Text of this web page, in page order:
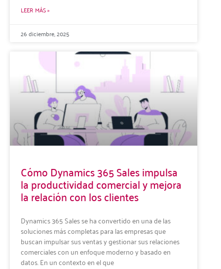
LEER MÁS »
26 diciembre, 2025
Cómo Dynamics 365 Sales impulsa
la productividad comercial y mejora
la relación con los clientes
Dynamics 365 Sales se ha convertido en una de las
soluciones más completas para las empresas que
buscan impulsar sus ventas y gestionar sus relaciones
comerciales con un enfoque moderno y basado en
datos. En un contexto en el que